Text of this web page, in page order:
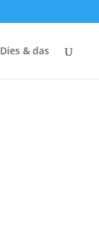
Dies & das